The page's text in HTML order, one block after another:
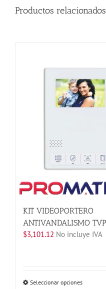
Productos relacionados
KIT VIDEOPORTERO
ANTIVANDALISMO
$3,101.12 No incluye IVA
Seleccionar opcionesEste